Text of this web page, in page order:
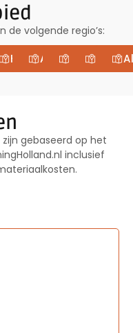
de volgende regio’s:​
HoofddorpAssendelftUithoorn
gebaseerd op het
inclusief